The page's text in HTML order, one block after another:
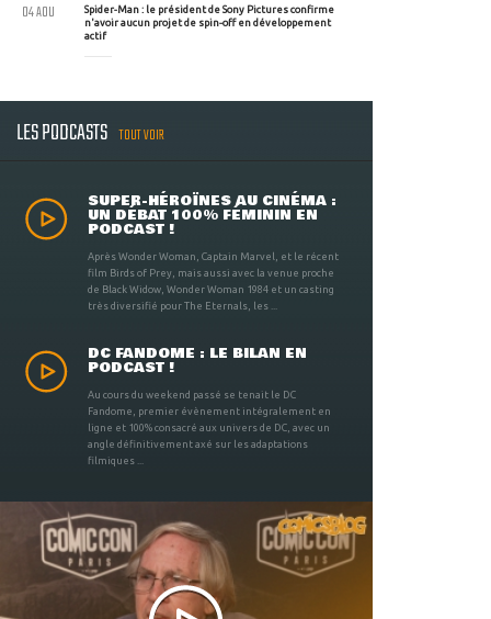
Spider-Man : le président de Sony Pictures confirme
n'avoir aucun projet de spin-off en développement
actif
04 AOU
LES PODCASTS TOUT VOIR
SUPER-HÉROÏNES AU CINÉMA :
UN DÉBAT 100% FÉMININ EN
PODCAST !
Après Wonder Woman, Captain Marvel, et le récent
film Birds of Prey, mais aussi avec la venue proche
de Black Widow, Wonder Woman 1984 et un casting
très diversifié pour The Eternals, les ...
DC FANDOME : LE BILAN EN
PODCAST !
Au cours du weekend passé se tenait le DC
Fandome, premier évènement intégralement en
ligne et 100% consacré aux univers de DC, avec un
angle définitivement axé sur les adaptations
filmiques ...